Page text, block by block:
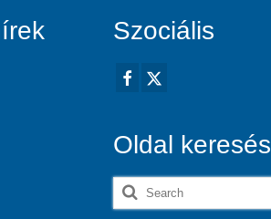
Szociális
Oldal keresés
Search